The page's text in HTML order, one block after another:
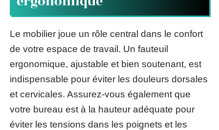
Le mobilier joue un rôle central dans le confort
de votre espace de travail. Un fauteuil
ergonomique, ajustable et bien soutenant, est
indispensable pour éviter les douleurs dorsales
et cervicales. Assurez-vous également que
votre bureau est à la hauteur adéquate pour
éviter les tensions dans les poignets et les